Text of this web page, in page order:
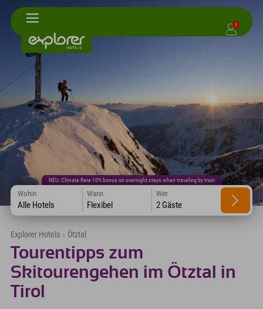
1
NEU: Climate Rate 10% bonus on overnight stays when traveling by train
Wohin
Alle Hotels
Wann
Flexibel
Wer
2 Gäste
Explorer Hotels › Ötztal
Tourentipps zum
Skitourengehen im Ötztal in
Tirol